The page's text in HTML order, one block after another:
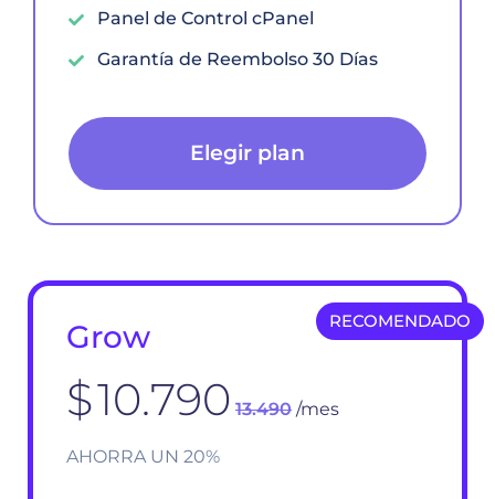
Panel de Control cPanel
Garantía de Reembolso 30 Días
Elegir plan
Grow
$10.790 13.490 /mes
AHORRA UN 20%
RECOMENDADO